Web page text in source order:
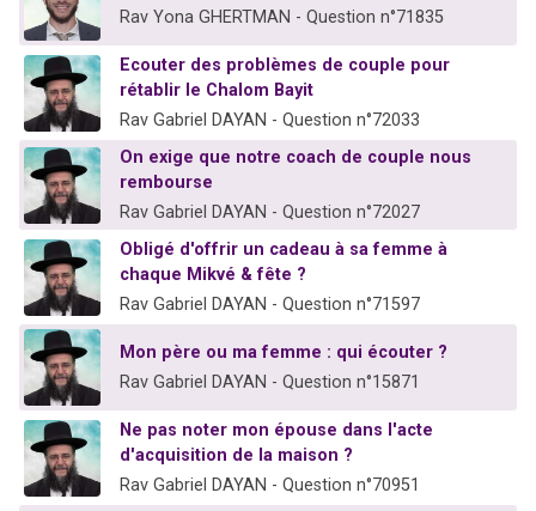
Rav Yona GHERTMAN - Question n°71835
Ecouter des problèmes de couple pour
rétablir le Chalom Bayit
Rav Gabriel DAYAN - Question n°72033
On exige que notre coach de couple nous
rembourse
Rav Gabriel DAYAN - Question n°72027
Obligé d'offrir un cadeau à sa femme à
chaque Mikvé & fête ?
Rav Gabriel DAYAN - Question n°71597
Mon père ou ma femme : qui écouter ?
Rav Gabriel DAYAN - Question n°15871
Ne pas noter mon épouse dans l'acte
d'acquisition de la maison ?
Rav Gabriel DAYAN - Question n°70951